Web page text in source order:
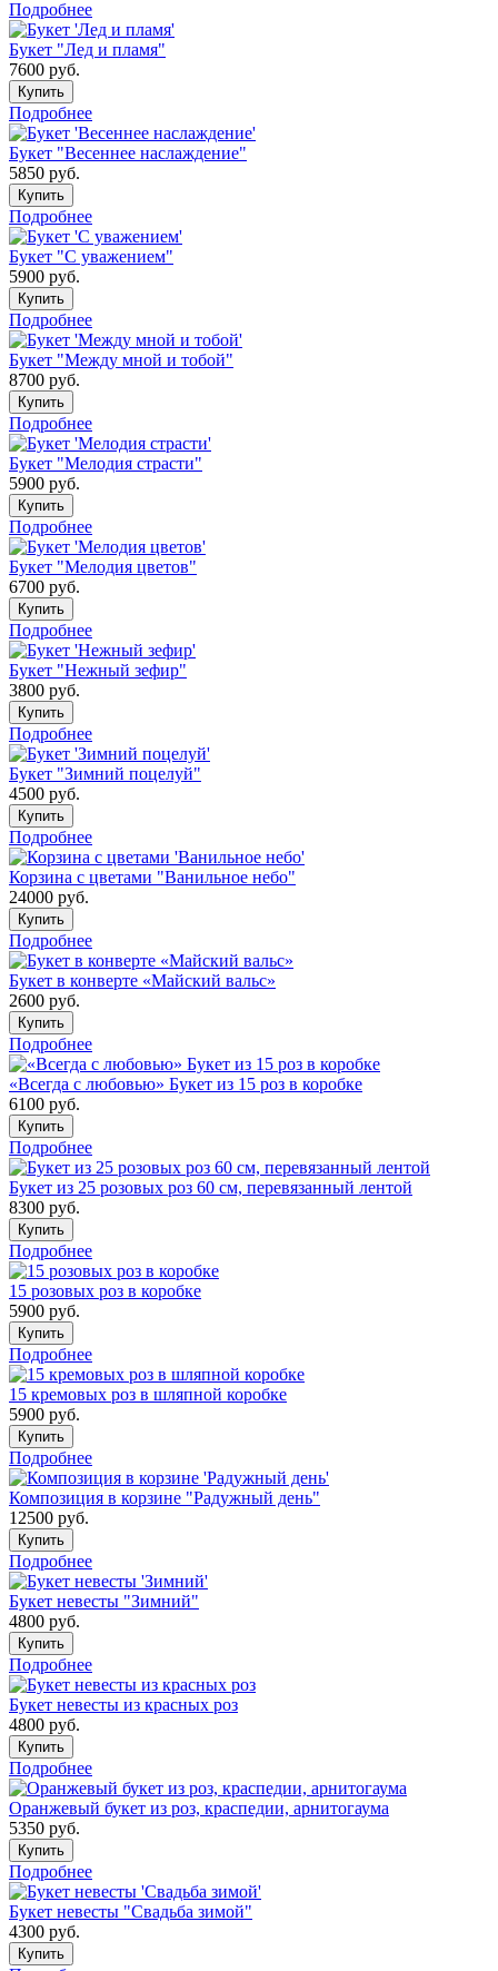
Подробнее
Букет "Лед и пламя"
7600 руб.
Купить
Подробнее
Букет "Весеннее наслаждение"
5850 руб.
Купить
Подробнее
Букет "С уважением"
5900 руб.
Купить
Подробнее
Букет "Между мной и тобой"
8700 руб.
Купить
Подробнее
Букет "Мелодия страсти"
5900 руб.
Купить
Подробнее
Букет "Мелодия цветов"
6700 руб.
Купить
Подробнее
Букет "Нежный зефир"
3800 руб.
Купить
Подробнее
Букет "Зимний поцелуй"
4500 руб.
Купить
Подробнее
Корзина с цветами "Ванильное небо"
24000 руб.
Купить
Подробнее
Букет в конверте «Майский вальс»
2600 руб.
Купить
Подробнее
«Всегда с любовью» Букет из 15 роз в коробке
6100 руб.
Купить
Подробнее
Букет из 25 розовых роз 60 см, перевязанный лентой
8300 руб.
Купить
Подробнее
15 розовых роз в коробке
5900 руб.
Купить
Подробнее
15 кремовых роз в шляпной коробке
5900 руб.
Купить
Подробнее
Композиция в корзине "Радужный день"
12500 руб.
Купить
Подробнее
Букет невесты "Зимний"
4800 руб.
Купить
Подробнее
Букет невесты из красных роз
4800 руб.
Купить
Подробнее
Оранжевый букет из роз, краспедии, арнитогаума
5350 руб.
Купить
Подробнее
Букет невесты "Свадьба зимой"
4300 руб.
Купить